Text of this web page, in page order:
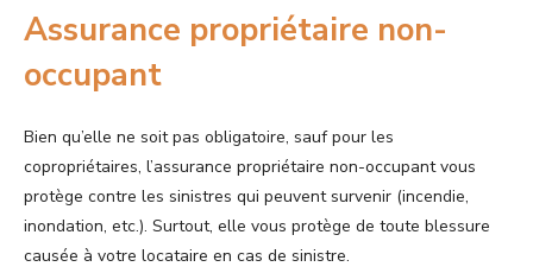
Assurance propriétaire non-
occupant
Bien qu’elle ne soit pas obligatoire, sauf pour les
copropriétaires, l’assurance propriétaire non-occupant vous
protège contre les sinistres qui peuvent survenir (incendie,
inondation, etc.). Surtout, elle vous protège de toute blessure
causée à votre locataire en cas de sinistre.